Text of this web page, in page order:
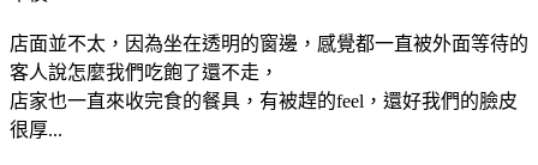
店面並不太，因為坐在透明的窗邊，感覺都一直被外面等待的
客人說怎麼我們吃飽了還不走，
店家也一直來收完食的餐具，有被趕的feel，還好我們的臉皮
很厚...